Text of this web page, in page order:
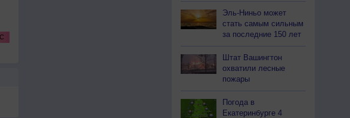
Эль-Ниньо может
стать самым сильным
за последние 150 лет
Штат Вашингтон
охватили лесные
пожары
Погода в
Екатеринбурге 4